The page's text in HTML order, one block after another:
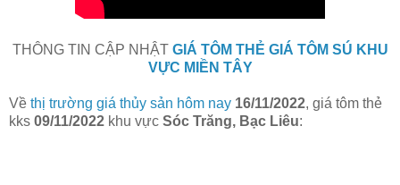
THÔNG TIN CẬP NHẬT GIÁ TÔM THẺ GIÁ TÔM SÚ KHU
VỰC MIỀN TÂY
Về thị trường giá thủy sản hôm nay 16/11/2022, giá tôm thẻ
kks 09/11/2022 khu vực Sóc Trăng, Bạc Liêu: